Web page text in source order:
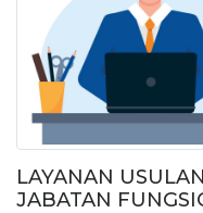
LAYANAN
JABATAN